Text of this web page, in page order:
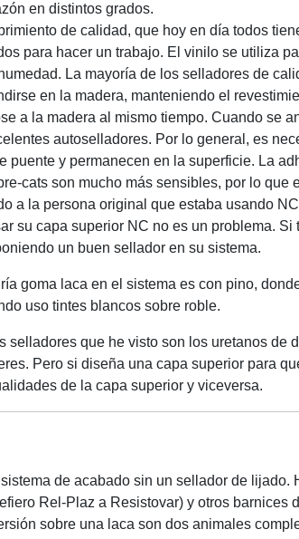
en distintos grados.
de calidad, que hoy en día todos
para hacer un trabajo. El vinilo se utiliza
La mayoría de los selladores de
en la madera, manteniendo el
a la madera al mismo tiempo. Cuando se
autoselladores. Por lo general, es
puente y permanecen en la superficie. La
cats son mucho más sensibles, por lo que
a la persona original que estaba usando
su capa superior NC no es un problema.
un buen sellador en su sistema.
goma laca en el sistema es con pino,
uso tintes blancos sobre roble.
selladores que he visto son los uretanos de
Pero si diseña una capa superior para
de la capa superior y viceversa.
de acabado sin un sellador de lijado.
Rel-Plaz a Resistovar) y otros barnices
sobre una laca son dos animales